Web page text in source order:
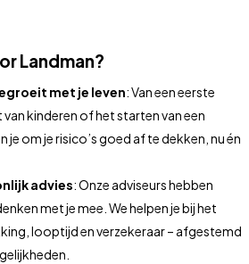
Landman?
met je leven: Van een eerste
kinderen of het starten van een
je om je risico’s goed af te dekken, nu én
advies: Onze adviseurs hebben
met je mee. We helpen je bij het
looptijd en verzekeraar – afgestemd